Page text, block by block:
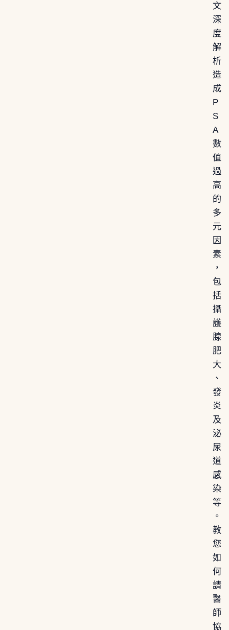
文
深
度
解
析
造
成
P
S
A
數
值
過
高
的
多
元
因
素
，
包
括
攝
護
腺
肥
大
、
發
炎
及
泌
尿
道
感
染
等
。
教
您
如
何
請
醫
師
協